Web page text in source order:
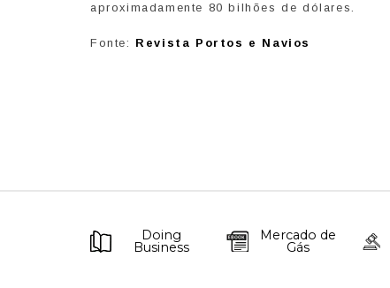
aproximadamente 80 bilhões de dólares.
Fonte: Revista Portos e Navios
Doing
Business
Mercado de
Gás